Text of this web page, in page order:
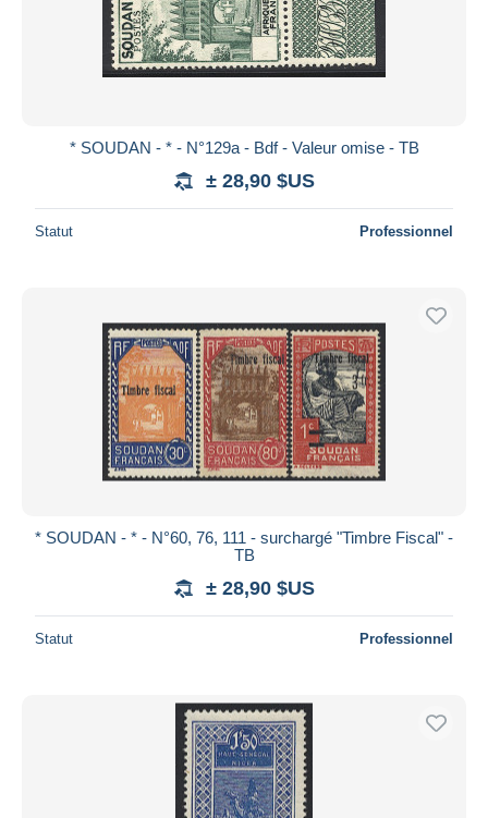
* SOUDAN - * - N°129a - Bdf - Valeur omise - TB
± 28,90 $US
Statut Professionnel
* SOUDAN - * - N°60, 76, 111 - surchargé "Timbre Fiscal" -
TB
± 28,90 $US
Statut Professionnel